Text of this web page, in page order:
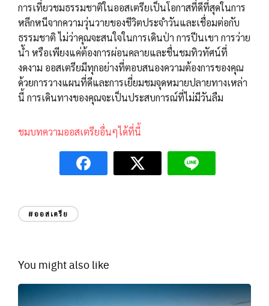
การเที่ยวชมธรรมชาติในออสเตรียเป็นโอกาสที่ดีที่สุดในการ
หลีกหนีจากความวุ่นวายของชีวิตประจำวันและเชื่อมต่อกับ
ธรรมชาติ ไม่ว่าคุณจะสนใจในการเดินป่า การปีนเขา การว่าย
น้ำ หรือเพียงแค่ต้องการผ่อนคลายและชื่นชมทิวทัศน์ที่
งดงาม ออสเตรียมีทุกอย่างที่ตอบสนองความต้องการของคุณ
ด้วยการวางแผนที่ดีและการเยี่ยมชมจุดหมายปลายทางเหล่า
นี้ การเดินทางของคุณจะเป็นประสบการณ์ที่ไม่มีวันลืม
ชมบทความออสเตรียอื่นๆได้ที่นี้
#ออสเตรีย
You might also like